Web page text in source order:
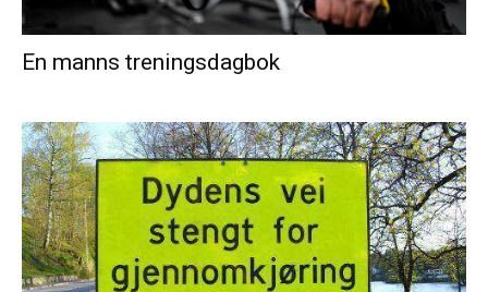
En manns treningsdagbok